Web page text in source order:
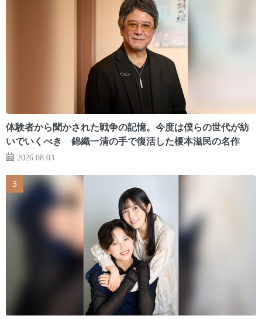
体験者から聞かされた戦争の記憶。今度は僕らの世代が紡
いでいくべき 錦織一清の手で復活した榎本滋民の名作
2026.08.03